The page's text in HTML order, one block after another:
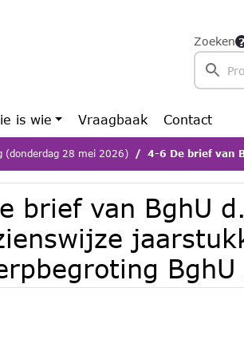
Zoeken
is wie Vraagbaak Contact
(donderdag 28 mei 2026) 4-6 De brief van BghU d.d. 10-
brief van BghU
BghU